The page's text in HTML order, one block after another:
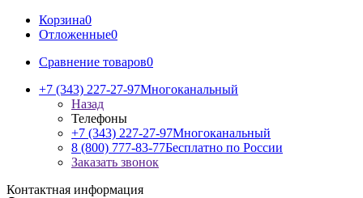
Корзина0
Отложенные0
Сравнение товаров0
+7 (343) 227-27-97Многоканальный
Назад
Телефоны
+7 (343) 227-27-97Многоканальный
8 (800) 777-83-77Бесплатно по России
Заказать звонок
Контактная информация